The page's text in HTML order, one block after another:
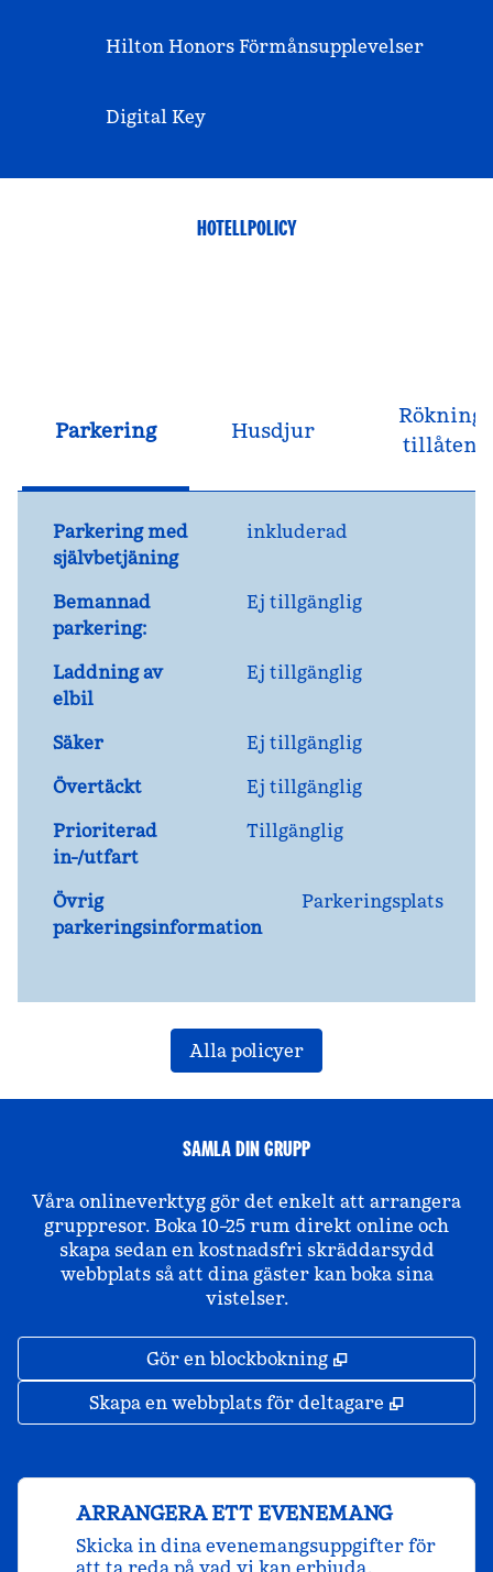
Hilton Honors Förmånsupplevelser
Digital Key
HOTELLPOLICY
Parkering Husdjur
Rökning
tillåten
Parkering med
självbetjäning
inkluderad
Bemannad
parkering:
Ej tillgänglig
Laddning av
elbil
Ej tillgänglig
Säker
Ej tillgänglig
Övertäckt
Ej tillgänglig
Prioriterad
in-/utfart
Tillgänglig
Övrig
parkeringsinformation
Parkeringsplats
Alla policyer
SAMLA DIN GRUPP
Våra onlineverktyg gör det enkelt att arrangera
gruppresor. Boka 10–25 rum direkt online och
skapa sedan en kostnadsfri skräddarsydd
webbplats så att dina gäster kan boka sina
vistelser.
Gör en blockbokning ,
Skapa en webbplats för deltagare ,
ARRANGERA ETT EVENEMANG
Skicka in dina evenemangsuppgifter för
att ta reda på vad vi kan erbjuda.